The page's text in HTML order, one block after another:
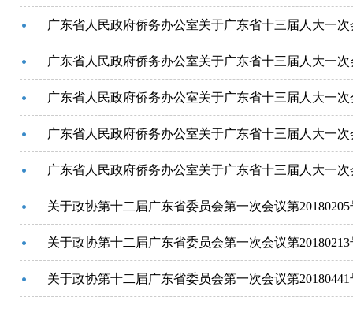
广东省人民政府侨务办公室关于广东省十三届人大一
广东省人民政府侨务办公室关于广东省十三届人大一
广东省人民政府侨务办公室关于广东省十三届人大一
广东省人民政府侨务办公室关于广东省十三届人大一
广东省人民政府侨务办公室关于广东省十三届人大一
关于政协第十二届广东省委员会第一次会议第
关于政协第十二届广东省委员会第一次会议第
关于政协第十二届广东省委员会第一次会议第